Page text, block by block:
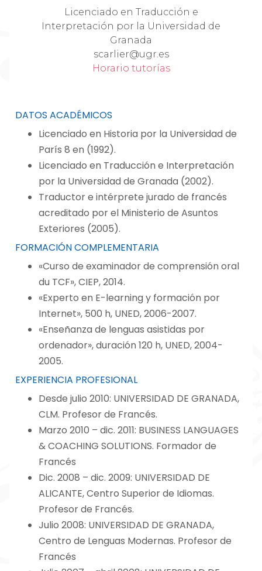
Licenciado en Traducción e
Interpretación por la Universidad de
Granada
scarlier@ugr.es
Horario tutorías
DATOS ACADÉMICOS
Licenciado en Historia por la Universidad de
París 8 en (1992).
Licenciado en Traducción e Interpretación
por la Universidad de Granada (2002).
Traductor e intérprete jurado de francés
acreditado por el Ministerio de Asuntos
Exteriores (2005).
FORMACIÓN COMPLEMENTARIA
«Curso de examinador de comprensión oral
du TCF», CIEP, 2014.
«Experto en E-learning y formación por
Internet», 500 h, UNED, 2006-2007.
«Enseñanza de lenguas asistidas por
ordenador», duración 120 h, UNED, 2004-
2005.
EXPERIENCIA PROFESIONAL
Desde julio 2010: UNIVERSIDAD DE GRANADA,
CLM. Profesor de Francés.
Marzo 2010 – dic. 2011: BUSINESS LANGUAGES
& COACHING SOLUTIONS. Formador de
Francés
Dic. 2008 – dic. 2009: UNIVERSIDAD DE
ALICANTE, Centro Superior de Idiomas.
Profesor de Francés.
Julio 2008: UNIVERSIDAD DE GRANADA,
Centro de Lenguas Modernas. Profesor de
Francés